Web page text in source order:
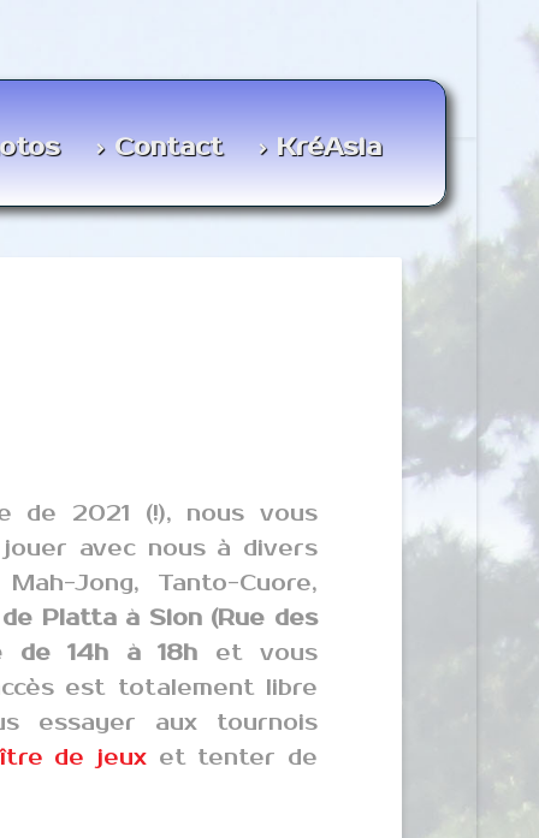
Contact KréAsia
de 2021 (!), nous vous
avec nous à divers
Jong, Tanto-Cuore,
Platta à Sion (Rue des
de 14h à 18h et vous
est totalement libre
essayer aux tournois
de jeuxet tenter de